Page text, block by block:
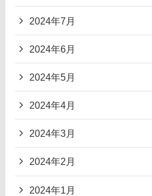
2024年7月
2024年6月
2024年5月
2024年4月
2024年3月
2024年2月
2024年1月